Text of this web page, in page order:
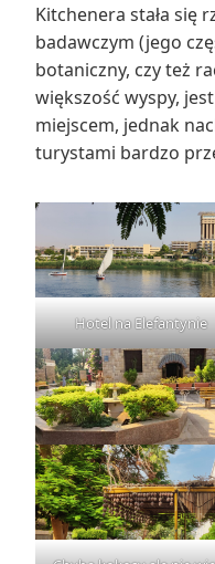
Kitchenera stała się
badawczym (jego
botaniczny, czy też
większość wyspy,
miejscem, jednak
turystami bardzo
Hotel na Elefantynie